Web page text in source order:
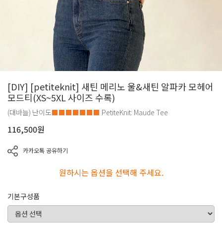
[DIY] [petiteknit] 새틴 메리노 울&새틴 알파카 모헤어
모드티(XS~5XL 사이즈 수록)
(대바늘) 난이도■■■■■■■ PetiteKnit: Maude Tee
116,500원
카카오톡 공유하기
원하시는 옵션을 선택해 주세요.
기본구성품